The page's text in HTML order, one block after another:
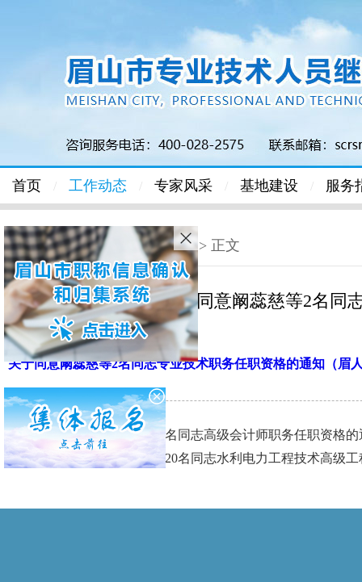
首页 / 工作动态 / 专家风采 / 基地建设 / 服务
首页>本市级(职称评审)> 正文
关于同意阚蕊慈等2名同
关于同意阚蕊慈等2名同志专业技术职务任职资格的通知（眉
上一篇：关于同意胡核等20名同志高级会计师职务任职资格
下一篇：
关于同意伍珏洁等20名同志水利电力工程技术高级